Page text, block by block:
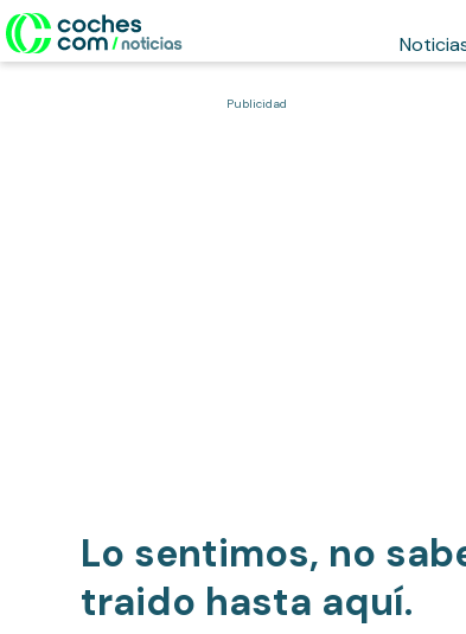
Publicidad
Lo sentimos, no
traido hasta aquí.